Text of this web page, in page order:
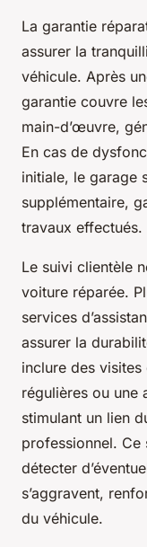
La garantie
assurer la
véhicule. Après
garantie couvre
main-d’œuvre,
En cas de
initiale, le garage
supplémentaire,
travaux effectués.
Le suivi clientèle
voiture réparée.
services
assurer la
inclure des
régulières ou une
stimulant un lien
professionnel. Ce
détecter
s’aggravent,
du véhicule.